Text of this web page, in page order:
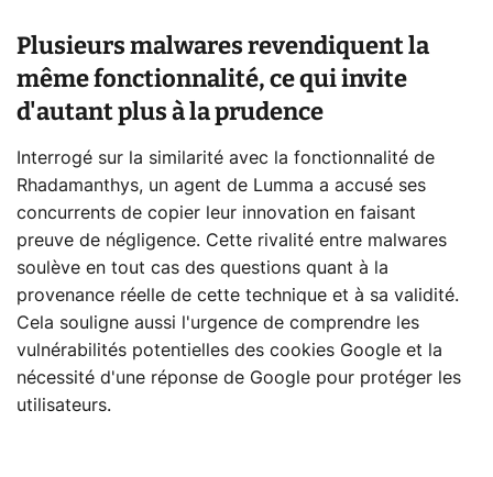
Plusieurs malwares revendiquent la
même fonctionnalité, ce qui invite
d'autant plus à la prudence
Interrogé sur la similarité avec la fonctionnalité de
Rhadamanthys, un agent de Lumma a accusé ses
concurrents de copier leur innovation en faisant
preuve de négligence. Cette rivalité entre malwares
soulève en tout cas des questions quant à la
provenance réelle de cette technique et à sa validité.
Cela souligne aussi l'urgence de comprendre les
vulnérabilités potentielles des cookies Google et la
nécessité d'une réponse de Google pour protéger les
utilisateurs.